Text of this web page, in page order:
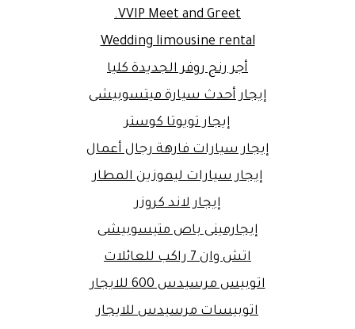
VVIP Meet and Greet.
Wedding limousine rental
أجر رنج روفر الجديدة كليا
إيجار أحدث سيارة ميتسوبيشى
إيجار تويوتا كوستر
إيجار سيارات فارهة رجال أعمال
إيجار سيارات ليموزين المطار
إيجار لاند كروزر
إيجارمينى باص متيسوبيشى
اتش وان 7 راكب للعائلات
اتوبيس مرسيدس 600 للايجار
اتوبيسات مرسيدس للايجار